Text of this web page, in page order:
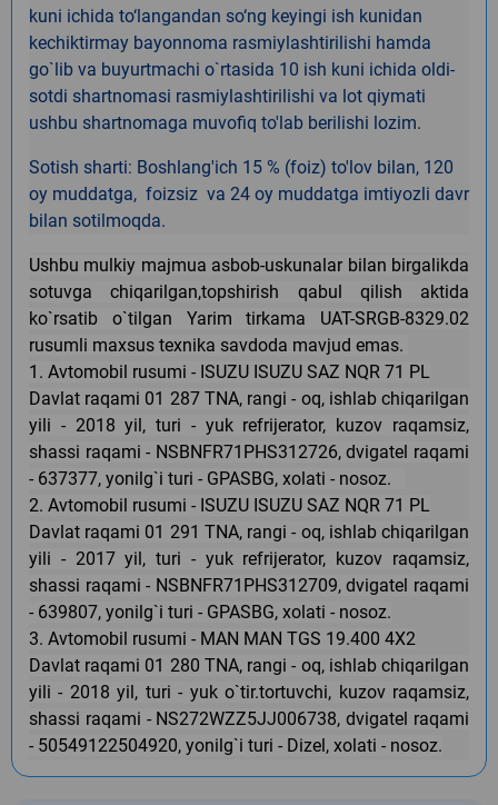
kuni ichida to‘langandan so‘ng keyingi ish kunidan
kechiktirmay bayonnoma rasmiylashtirilishi hamda
go`lib va buyurtmachi o`rtasida 10 ish kuni ichida oldi-
sotdi shartnomasi rasmiylashtirilishi va lot qiymati
ushbu shartnomaga muvofiq to'lab berilishi lozim.
Sotish sharti: Boshlang'ich 15 % (foiz) to'lov bilan, 120
oy muddatga, foizsiz va 24 oy muddatga imtiyozli davr
bilan sotilmoqda.
Ushbu mulkiy majmua asbob-uskunalar bilan birgalikda
sotuvga chiqarilgan,topshirish qabul qilish aktida
ko`rsatib o`tilgan Yarim tirkama UAT-SRGB-8329.02
rusumli maxsus texnika savdoda mavjud emas.
1. Avtomobil rusumi - ISUZU ISUZU SAZ NQR 71 PL
Davlat raqami 01 287 TNA, rangi - oq, ishlab chiqarilgan
yili - 2018 yil, turi - yuk refrijerator, kuzov raqamsiz,
shassi raqami - NSBNFR71PHS312726, dvigatel raqami
- 637377, yonilg`i turi - GPASBG, xolati - nosoz.
2. Avtomobil rusumi - ISUZU ISUZU SAZ NQR 71 PL
Davlat raqami 01 291 TNA, rangi - oq, ishlab chiqarilgan
yili - 2017 yil, turi - yuk refrijerator, kuzov raqamsiz,
shassi raqami - NSBNFR71PHS312709, dvigatel raqami
- 639807, yonilg`i turi - GPASBG, xolati - nosoz.
3. Avtomobil rusumi - MAN MAN TGS 19.400 4X2
Davlat raqami 01 280 TNA, rangi - oq, ishlab chiqarilgan
yili - 2018 yil, turi - yuk o`tir.tortuvchi, kuzov raqamsiz,
shassi raqami - NS272WZZ5JJ006738, dvigatel raqami
- 50549122504920, yonilg`i turi - Dizel, xolati - nosoz.